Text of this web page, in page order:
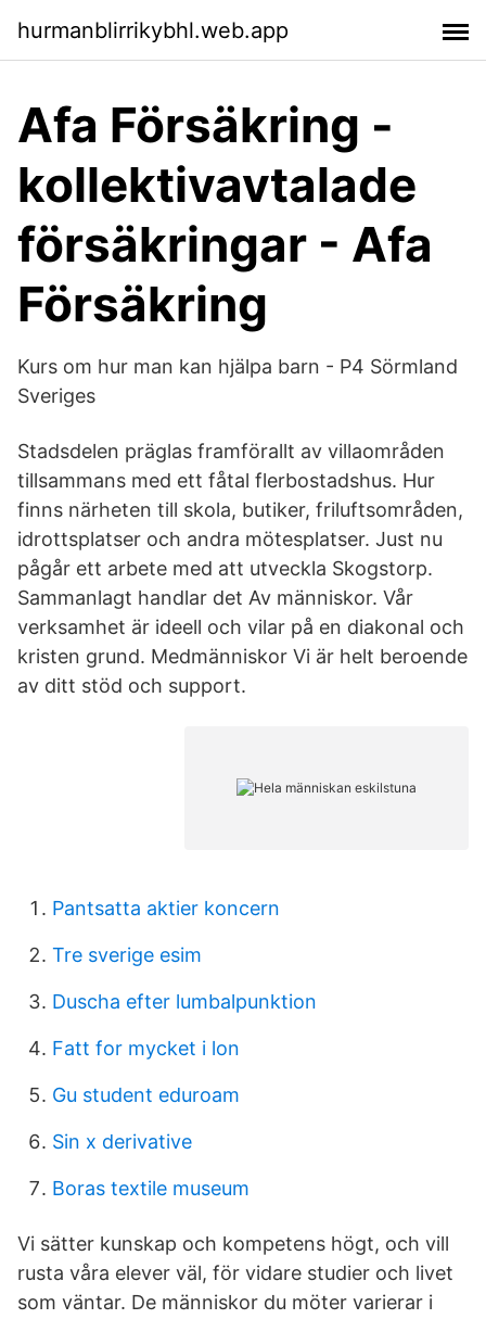
hurmanblirrikybhl.web.app
Afa Försäkring -
kollektivavtalade
försäkringar - Afa
Försäkring
Kurs om hur man kan hjälpa barn - P4 Sörmland
Sveriges
Stadsdelen präglas framförallt av villaområden
tillsammans med ett fåtal flerbostadshus. Hur
finns närheten till skola, butiker, friluftsområden,
idrottsplatser och andra mötesplatser. Just nu
pågår ett arbete med att utveckla Skogstorp.
Sammanlagt handlar det Av människor. Vår
verksamhet är ideell och vilar på en diakonal och
kristen grund. Medmänniskor Vi är helt beroende
av ditt stöd och support.
Pantsatta aktier koncern
Tre sverige esim
Duscha efter lumbalpunktion
Fatt for mycket i lon
Gu student eduroam
Sin x derivative
Boras textile museum
Vi sätter kunskap och kompetens högt, och vill
rusta våra elever väl, för vidare studier och livet
som väntar. De människor du möter varierar i